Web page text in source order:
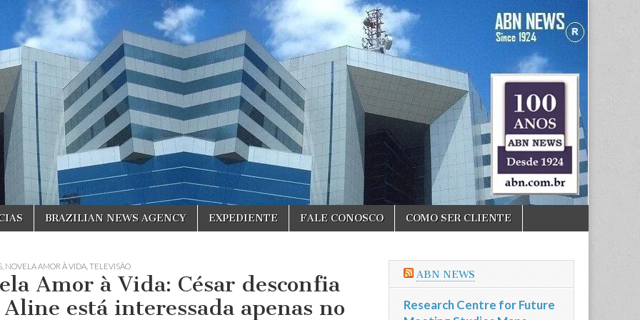
BRAZILIAN NEWS AGENCY EXPEDIENTE FALE CONOSCO COMO SER CLIENTE
NOVELA AMOR À VIDA TELEVISÃO
Amor à Vida: César desconfia
está interessada apenas no
ABN NEWS
Research Centre for Future